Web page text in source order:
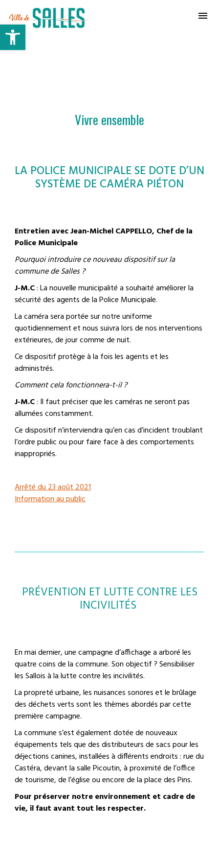
Ouvrir la barre d’outils
Vivre ensemble
LA POLICE MUNICIPALE SE DOTE D’UN
SYSTÈME DE CAMÉRA PIÉTON
Entretien avec Jean-Michel CAPPELLO, Chef de la
Police Municipale
Pourquoi introduire ce nouveau dispositif sur la
commune de Salles ?
J-M.C: La nouvelle municipalité a souhaité améliorer la
sécurité des agents de la Police Municipale.
La caméra sera portée sur notre uniforme
quotidiennement et nous suivra lors de nos interventions
extérieures, de jour comme de nuit.
Ce dispositif protège à la fois les agents et les
administrés.
Comment cela fonctionnera-t-il ?
J-M.C: Il faut préciser que les caméras ne seront pas
allumées constamment.
Ce dispositif n’interviendra qu’en cas d’incident troublant
l’ordre public ou pour faire face à des comportements
inappropriés.
Arrêté du 23 août 2021
Information au public
PRÉVENTION ET LUTTE CONTRE LES
INCIVILITÉS
En mai dernier, une campagne d’affichage a arboré les
quatre coins de la commune. Son objectif ? Sensibiliser
les Sallois à la lutte contre les incivilités.
La propreté urbaine, les nuisances sonores et le brûlage
des déchets verts sont les thèmes abordés par cette
première campagne.
La commune s’est également dotée de nouveaux
équipements tels que des distributeurs de sacs pour les
déjections canines, installées à différents endroits : rue du
Castéra, devant la salle Picoutin, à proximité de l’office
de tourisme, de l’église ou encore de la place des Pins.
Pour préserver notre environnement et cadre de
vie, il faut avant tout les respecter.